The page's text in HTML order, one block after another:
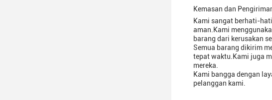
Kemasan dan
Kami sangat berhati-
aman.Kami
barang dari kerusakan
Semua barang dikirim
tepat waktu.Kami juga
mereka.
Kami bangga dengan
pelanggan kami.